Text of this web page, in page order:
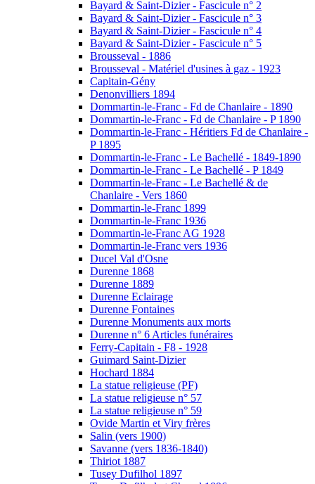
Bayard & Saint-Dizier - Fascicule n° 2
Bayard & Saint-Dizier - Fascicule n° 3
Bayard & Saint-Dizier - Fascicule n° 4
Bayard & Saint-Dizier - Fascicule n° 5
Brousseval - 1886
Brousseval - Matériel d'usines à gaz - 1923
Capitain-Gény
Denonvilliers 1894
Dommartin-le-Franc - Fd de Chanlaire - 1890
Dommartin-le-Franc - Fd de Chanlaire - P 1890
Dommartin-le-Franc - Héritiers Fd de Chanlaire -
P 1895
Dommartin-le-Franc - Le Bachellé - 1849-1890
Dommartin-le-Franc - Le Bachellé - P 1849
Dommartin-le-Franc - Le Bachellé & de
Chanlaire - Vers 1860
Dommartin-le-Franc 1899
Dommartin-le-Franc 1936
Dommartin-le-Franc AG 1928
Dommartin-le-Franc vers 1936
Ducel Val d'Osne
Durenne 1868
Durenne 1889
Durenne Eclairage
Durenne Fontaines
Durenne Monuments aux morts
Durenne n° 6 Articles funéraires
Ferry-Capitain - F8 - 1928
Guimard Saint-Dizier
Hochard 1884
La statue religieuse (PF)
La statue religieuse n° 57
La statue religieuse n° 59
Ovide Martin et Viry frères
Salin (vers 1900)
Savanne (vers 1836-1840)
Thiriot 1887
Tusey Dufilhol 1897